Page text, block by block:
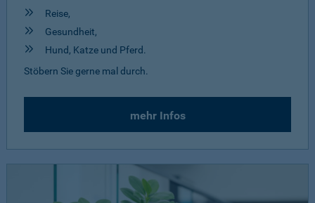
Reise,
Gesundheit,
Hund, Katze und Pferd.
Stöbern Sie gerne mal durch.
mehr Infos